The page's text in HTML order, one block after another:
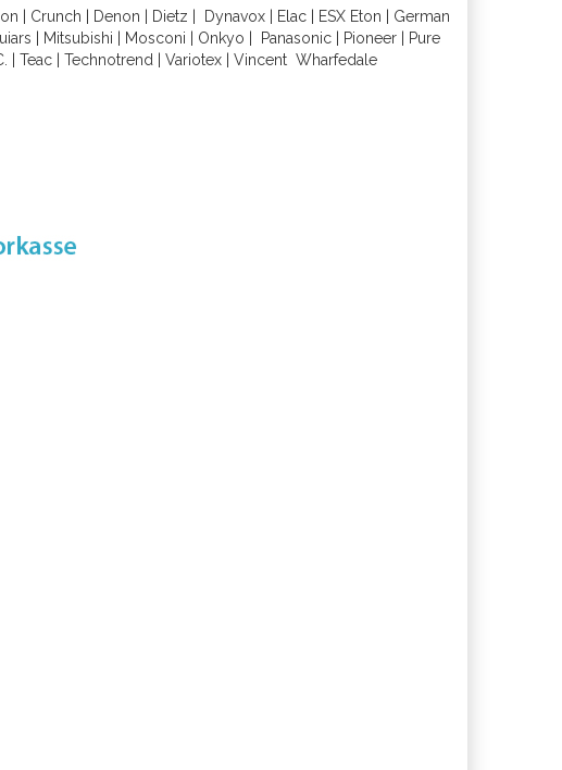
Crunch Denon Dietz Dynavox Elac ESX Eton
German
Mitsubishi Mosconi Onkyo Panasonic| Pioneer|
Pure
Teac Technotrend Variotex Vincent Wharfedal e